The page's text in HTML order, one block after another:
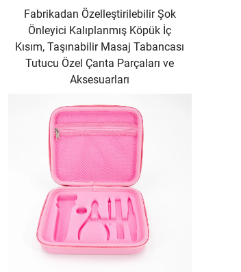
Fabrikadan Özelleştirilebilir Şok
Önleyici Kalıplanmış Köpük İç
Kısım, Taşınabilir Masaj Tabancası
Tutucu Özel Çanta Parçaları ve
Aksesuarları